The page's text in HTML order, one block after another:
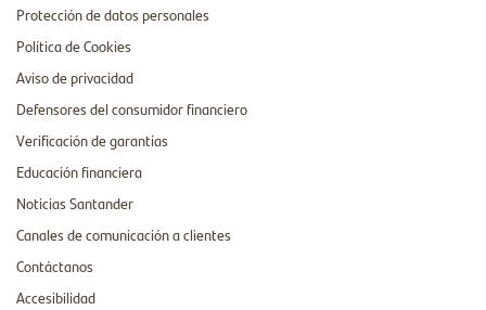
Protección de datos personales
Política de Cookies
Aviso de privacidad
Defensores del consumidor financiero
Verificación de garantías
Educación financiera
Noticias Santander
Canales de comunicación a clientes
Contáctanos
Accesibilidad